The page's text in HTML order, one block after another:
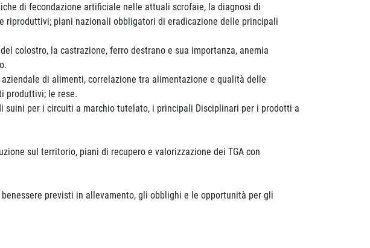
di fecondazione artificiale nelle attuali scrofaie, la diagnosi di
riproduttivi; piani nazionali obbligatori di eradicazione delle principali
colostro, la castrazione, ferro destrano e sua importanza, anemia
di alimenti, correlazione tra alimentazione e qualità delle
produttivi; le rese.
per i circuiti a marchio tutelato, i principali Disciplinari per i prodotti a
sul territorio, piani di recupero e valorizzazione dei TGA con
previsti in allevamento, gli obblighi e le opportunità per gli